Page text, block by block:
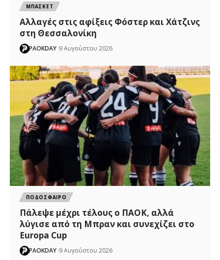
ΜΠΑΣΚΕΤ
Αλλαγές στις αφίξεις Φόστερ και Χάτζινς
στη Θεσσαλονίκη
PAOKDAY 9 Αυγούστου 2026
ΠΟΔΟΣΦΑΙΡΟ
Πάλεψε μέχρι τέλους ο ΠΑΟΚ, αλλά
λύγισε από τη Μπραν και συνεχίζει στο
Europa Cup
PAOKDAY 9 Αυγούστου 2026